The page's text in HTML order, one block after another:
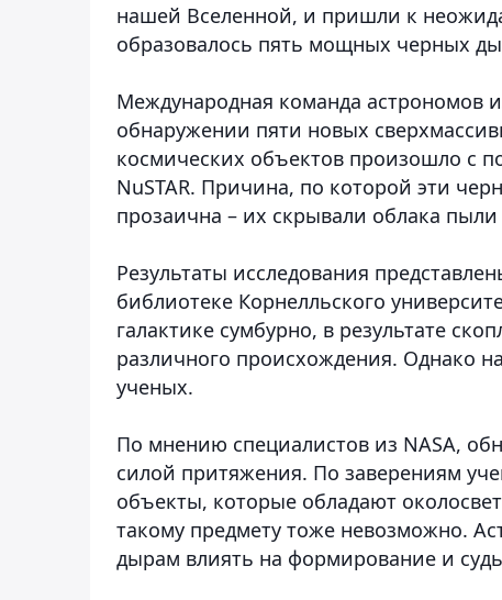
нашей Вселенной, и пришли к
образовалось пять мощных черных
Международная команда астрономов
обнаружении пяти новых
космических объектов произошло с
NuSTAR. Причина, по которой эти
прозаична – их скрывали облака пыли
Результаты исследования
библиотеке Корнелльского
галактике сумбурно, в результате
различного происхождения. Однако
ученых.
По мнению специалистов из NASA,
силой притяжения. По заверениям
объекты, которые обладают
такому предмету тоже невозможно.
дырам влиять на формирование и